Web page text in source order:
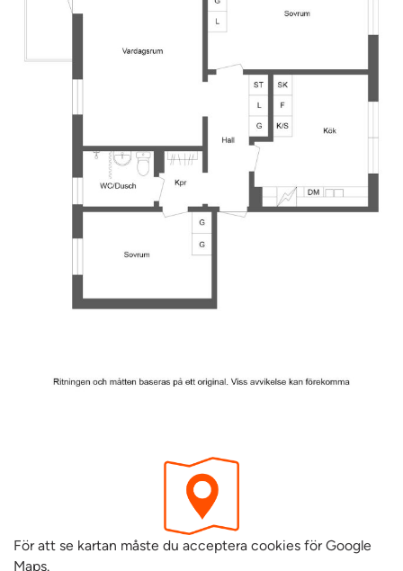
För att se kartan måste du acceptera cookies för Google
Maps.